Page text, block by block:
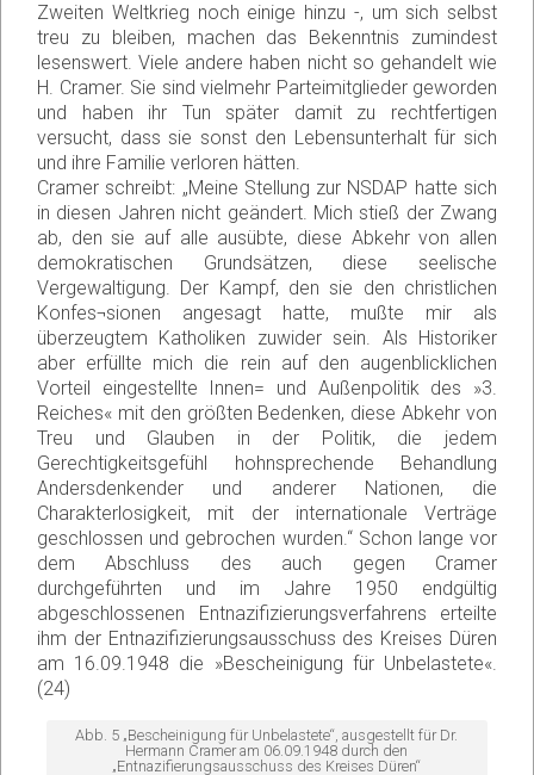
Zweiten Weltkrieg noch einige hinzu -, um sich selbst
treu zu bleiben, machen das Bekenntnis zumindest
lesenswert. Viele andere haben nicht so gehandelt wie
H. Cramer. Sie sind vielmehr Parteimitglieder geworden
und haben ihr Tun später damit zu rechtfertigen
versucht, dass sie sonst den Lebensunterhalt für sich
und ihre Familie verloren hätten.
Cramer schreibt: „Meine Stellung zur NSDAP hatte sich
in diesen Jahren nicht geändert. Mich stieß der Zwang
ab, den sie auf alle ausübte, diese Abkehr von allen
demokratischen Grundsätzen, diese seelische
Vergewaltigung. Der Kampf, den sie den christlichen
Konfes¬sionen angesagt hatte, mußte mir als
überzeugtem Katholiken zuwider sein. Als Historiker
aber erfüllte mich die rein auf den augenblicklichen
Vorteil eingestellte Innen= und Außenpolitik des »3.
Reiches« mit den größten Bedenken, diese Abkehr von
Treu und Glauben in der Politik, die jedem
Gerechtigkeitsgefühl hohnsprechende Behandlung
Andersdenkender und anderer Nationen, die
Charakterlosigkeit, mit der internationale Verträge
geschlossen und gebrochen wurden.“ Schon lange vor
dem Abschluss des auch gegen Cramer
durchgeführten und im Jahre 1950 endgültig
abgeschlossenen Entnazifizierungsverfahrens erteilte
ihm der Entnazifizierungsausschuss des Kreises Düren
am 16.09.1948 die »Bescheinigung für Unbelastete«.
(24)
Abb. 5 „Bescheinigung für Unbelastete“, ausgestellt für Dr.
Hermann Cramer am 06.09.1948 durch den
„Entnazifierungsausschuss des Kreises Düren“